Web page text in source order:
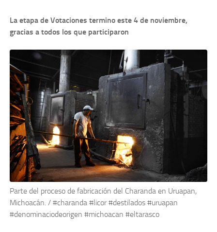
La etapa de Votaciones termino este 4 de noviembre,
gracias a todos los que participaron
Parte del proceso de fabricación del Charanda en Uruapan,
Michoacán. / #charanda #licor #destilados #uruapan
#denominaciodeorigen #michoacan #eltarasco